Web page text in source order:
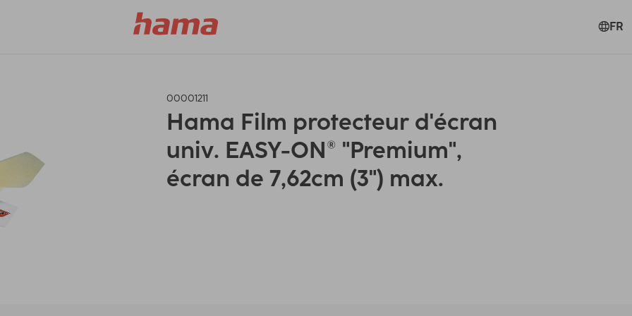
FR
00001211
Hama Film protecteur d'écran
univ. EASY-ON® "Premium",
écran de 7,62cm (3") max.